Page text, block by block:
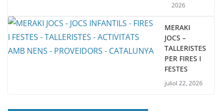
2026
MERAKI
JOCS –
TALLERISTES
PER FIRES I
FESTES
juliol 22, 2026